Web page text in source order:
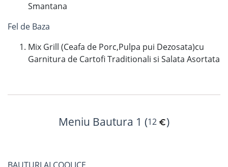
Smantana
Fel de Baza
Mix Grill (Ceafa de Porc,Pulpa pui Dezosata)cu
Garnitura de Cartofi Traditionali si Salata Asortata
Meniu Bautura 1 (12 )